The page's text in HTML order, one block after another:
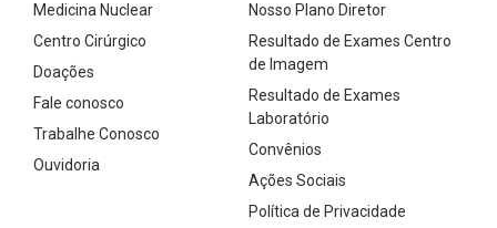
Medicina Nuclear
Centro Cirúrgico
Doações
Fale conosco
Trabalhe Conosco
Ouvidoria
Nosso Plano Diretor
Resultado de Exames Centro
de Imagem
Resultado de Exames
Laboratório
Convênios
Ações Sociais
Política de Privacidade